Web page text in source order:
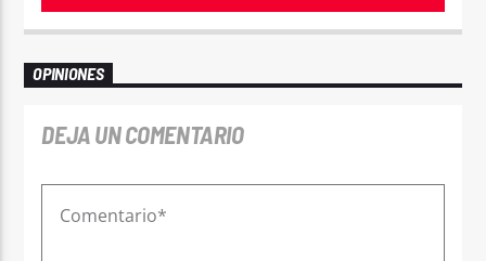
OPINIONES
DEJA UN COMENTARIO